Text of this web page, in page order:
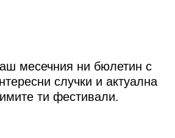
месечния ни бюлетин с
случки и актуална
ти фестивали.